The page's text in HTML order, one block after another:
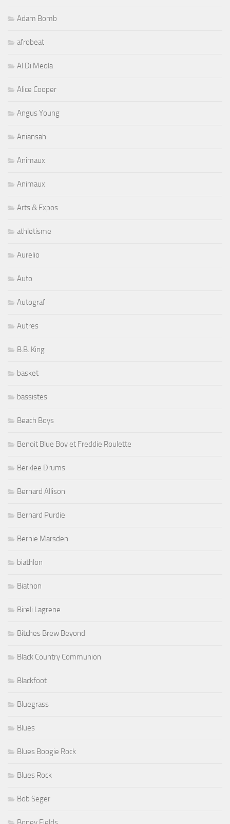
Adam Bomb
afrobeat
Al Di Meola
Alice Cooper
Angus Young
Aniansah
Animaux
Animaux
Arts & Expos
athletisme
Aurelio
Auto
Autograf
Autres
B.B. King
basket
bassistes
Beach Boys
Benoit Blue Boy et Freddie Roulette
Berklee Drums
Bernard Allison
Bernard Purdie
Bernie Marsden
biathlon
Biathon
Bireli Lagrene
Bitches Brew Beyond
Black Country Communion
Blackfoot
Bluegrass
Blues
Blues Boogie Rock
Blues Rock
Bob Seger